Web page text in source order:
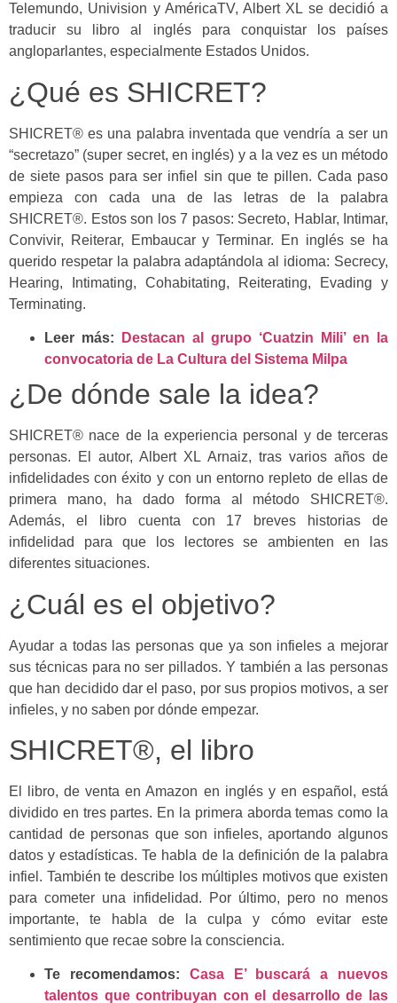
Telemundo, Univision y AméricaTV, Albert XL se decidió a
traducir su libro al inglés para conquistar los países
angloparlantes, especialmente Estados Unidos.
¿Qué es SHICRET?
SHICRET® es una palabra inventada que vendría a ser un
“secretazo” (super secret, en inglés) y a la vez es un método
de siete pasos para ser infiel sin que te pillen. Cada paso
empieza con cada una de las letras de la palabra
SHICRET®. Estos son los 7 pasos: Secreto, Hablar, Intimar,
Convivir, Reiterar, Embaucar y Terminar. En inglés se ha
querido respetar la palabra adaptándola al idioma: Secrecy,
Hearing, Intimating, Cohabitating, Reiterating, Evading y
Terminating.
Leer más:
Destacan al grupo ‘Cuatzin Mili’ en la
convocatoria de La Cultura del Sistema Milpa
¿De dónde sale la idea?
SHICRET® nace de la experiencia personal y de terceras
personas. El autor, Albert XL Arnaiz, tras varios años de
infidelidades con éxito y con un entorno repleto de ellas de
primera mano, ha dado forma al método SHICRET®.
Además, el libro cuenta con 17 breves historias de
infidelidad para que los lectores se ambienten en las
diferentes situaciones.
¿Cuál es el objetivo?
Ayudar a todas las personas que ya son infieles a mejorar
sus técnicas para no ser pillados. Y también a las personas
que han decidido dar el paso, por sus propios motivos, a ser
infieles, y no saben por dónde empezar.
SHICRET®, el libro
El libro, de venta en Amazon en inglés y en español, está
dividido en tres partes. En la primera aborda temas como la
cantidad de personas que son infieles, aportando algunos
datos y estadísticas. Te habla de la definición de la palabra
infiel. También te describe los múltiples motivos que existen
para cometer una infidelidad. Por último, pero no menos
importante, te habla de la culpa y cómo evitar este
sentimiento que recae sobre la consciencia.
Te recomendamos: Casa E’ buscará a nuevos
talentos que contribuyan con el desarrollo de las